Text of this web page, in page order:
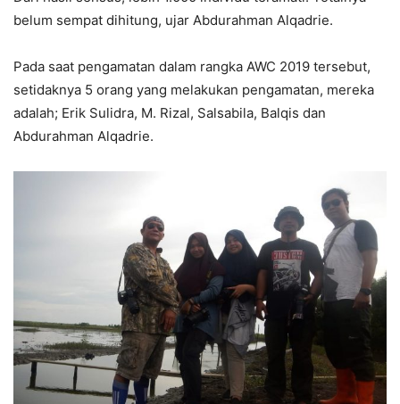
belum sempat dihitung, ujar Abdurahman Alqadrie.
Pada saat pengamatan dalam rangka AWC 2019 tersebut,
setidaknya 5 orang yang melakukan pengamatan, mereka
adalah; Erik Sulidra, M. Rizal, Salsabila, Balqis dan
Abdurahman Alqadrie.